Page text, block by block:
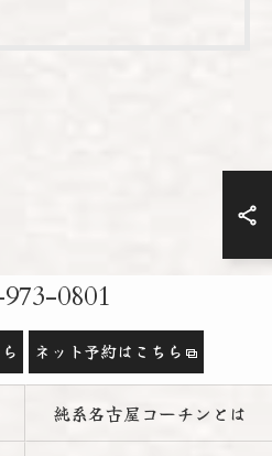
0801
ネット予約はこちら
純系名古屋コーチンとは